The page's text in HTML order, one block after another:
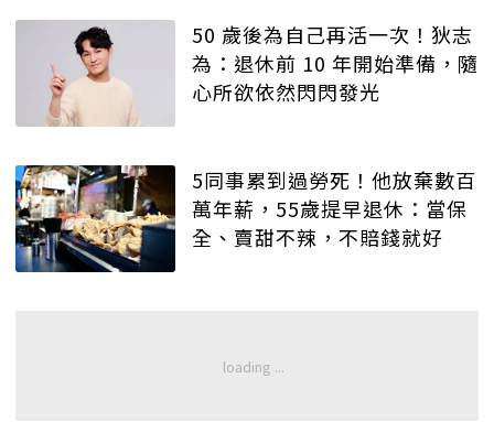
50 歲後為自己再活一次！狄志
為：退休前 10 年開始準備，隨
心所欲依然閃閃發光
5同事累到過勞死！他放棄數百
萬年薪，55歲提早退休：當保
全、賣甜不辣，不賠錢就好